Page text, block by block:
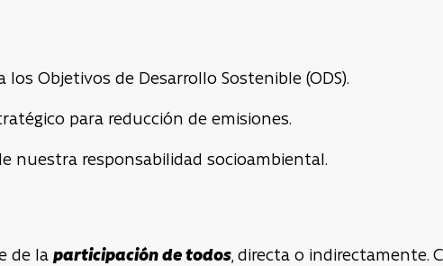
Objetivos de Desarrollo Sostenible (ODS).
para reducción de emisiones.
nuestra responsabilidad socioambiental.
de la participación de todos, directa o indirectamente.